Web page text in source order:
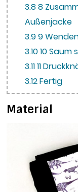
3.88
Außenjacke
3.99
3.1010 Saum
3.1111
3.12Fertig
Material